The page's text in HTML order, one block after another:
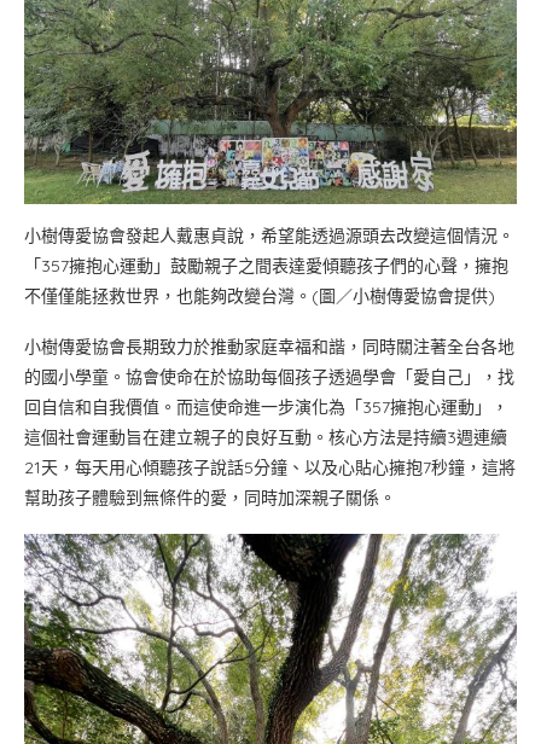
小樹傳愛協會發起人戴惠貞說，希望能透過源頭去改變這個情況。
「357擁抱心運動」鼓勵親子之間表達愛傾聽孩子們的心聲，擁抱
不僅僅能拯救世界，也能夠改變台灣。(圖／小樹傳愛協會提供)
小樹傳愛協會長期致力於推動家庭幸福和諧，同時關注著全台各地
的國小學童。協會使命在於協助每個孩子透過學會「愛自己」，找
回自信和自我價值。而這使命進一步演化為「357擁抱心運動」，
這個社會運動旨在建立親子的良好互動。核心方法是持續3週連續
21天，每天用心傾聽孩子說話5分鐘、以及心貼心擁抱7秒鐘，這將
幫助孩子體驗到無條件的愛，同時加深親子關係。